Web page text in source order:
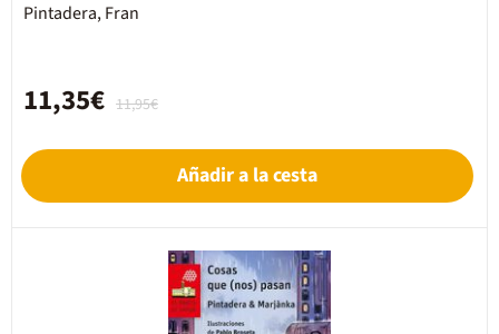
Pintadera, Fran
11,95€
11,35€
Añadir a la cesta